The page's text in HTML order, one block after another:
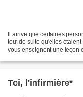
Il arrive que certaines
tout de suite qu'elles
vous enseignent une leçon
Toi, l'infirmière*